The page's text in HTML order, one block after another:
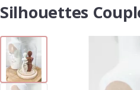
Silhouettes